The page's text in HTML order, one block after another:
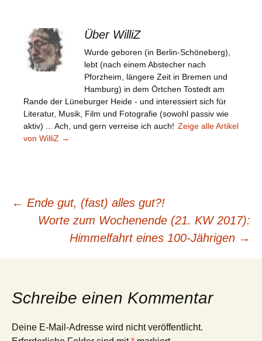
Über WilliZ
Wurde geboren (in Berlin-Schöneberg),
lebt (nach einem Abstecher nach
Pforzheim, längere Zeit in Bremen und
Hamburg) in dem Örtchen Tostedt am
Rande der Lüneburger Heide - und interessiert sich für
Literatur, Musik, Film und Fotografie (sowohl passiv wie
aktiv) ... Ach, und gern verreise ich auch! Zeige alle Artikel
von WilliZ →
Beitragsnavigation
← Ende gut, (fast) alles gut?!
Worte zum Wochenende (21. KW 2017):
Himmelfahrt eines 100-Jährigen →
Schreibe einen Kommentar
Deine E-Mail-Adresse wird nicht veröffentlicht.